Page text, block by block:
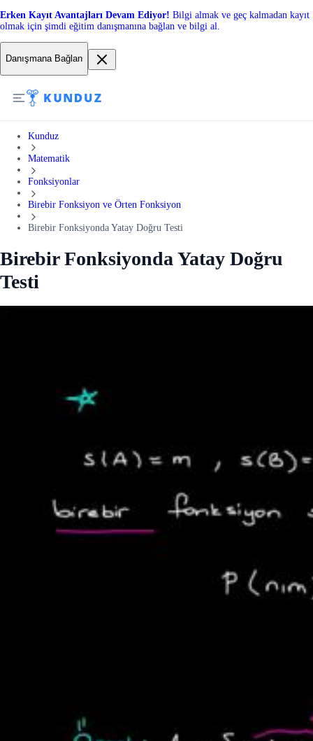
Erken Kayıt Avantajları Devam Ediyor! Bilgi almak ve geç kalmadan kayıt
olmak için şimdi eğitim danışmanına bağlan ve bilgi al.
Danışmana Bağlan
Kunduz
Matematik
Fonksiyonlar
Birebir Fonksiyon ve Örten Fonksiyon
Birebir Fonksiyonda Yatay Doğru Testi
Birebir Fonksiyonda Yatay Doğru
Testi